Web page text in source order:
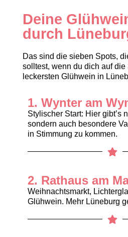
Deine
durch
Das sind die sieben Spots,
solltest, wenn du dich auf
leckersten Glühwein in
1. Wynter am
Stylischer Start: Hier gibt’s
sondern auch besondere
in Stimmung zu kommen.
2. Rathaus am
Weihnachtsmarkt,
Glühwein. Mehr Lüneburg